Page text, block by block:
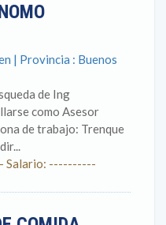
| Provincia : Buenos
de Ing
como Asesor
de trabajo: Trenque
Salario: ----------